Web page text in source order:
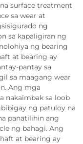
surface treatment
sa wear at
ng
sa kapaligiran ng
ng bearing
at bearing ay
pantay sa
sa maagang wear
Ang mga
nakaimbak sa loob
ng patuloy na
panatilihin ang
ng bahagi. Ang
at bearing ay